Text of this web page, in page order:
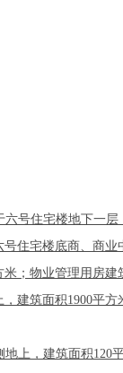
号住宅楼地下一
住宅楼底商、商
；物业管理用房
建筑面积1900平
上，建筑面积120